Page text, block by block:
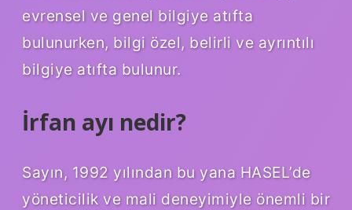
evrensel ve genel bilgiye atıfta
bulunurken, bilgi özel, belirli ve ayrıntılı
bilgiye atıfta bulunur.
İrfan ayı nedir?
Sayın, 1992 yılından bu yana HASEL’de
yöneticilik ve mali deneyimiyle önemli bir